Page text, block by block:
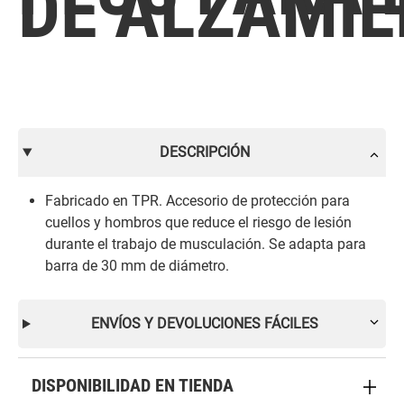
DESCRIPCIÓN
Fabricado en TPR. Accesorio de protección para
cuellos y hombros que reduce el riesgo de lesión
durante el trabajo de musculación. Se adapta para
barra de 30 mm de diámetro.
ENVÍOS Y DEVOLUCIONES FÁCILES
DISPONIBILIDAD EN TIENDA